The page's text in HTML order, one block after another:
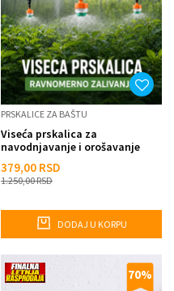
PRSKALICE ZA BAŠTU
Viseća prskalica za
navodnjavanje i orošavanje
379,00 RSD
1.250,00RSD
DODAJ U KORPU
70%